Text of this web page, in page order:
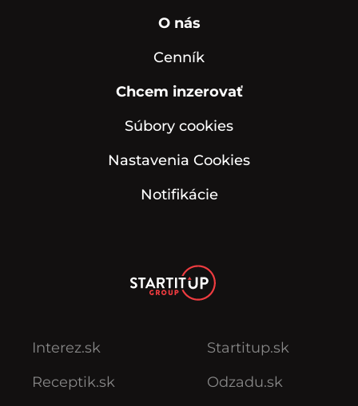
O nás
Cenník
Chcem inzerovať
Súbory cookies
Nastavenia Cookies
Notifikácie
Interez.sk
Receptik.sk
Startitup.sk
Odzadu.sk